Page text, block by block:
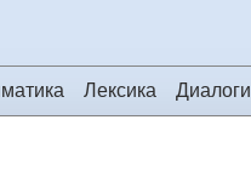
Лексика Диалоги